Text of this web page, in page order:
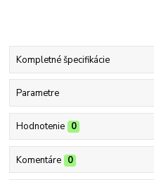
Kompletné špecifikácie
Parametre
Hodnotenie 0
Komentáre 0